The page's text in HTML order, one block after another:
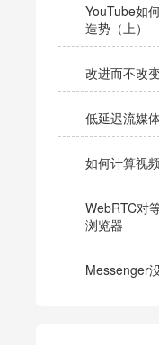
YouTube如
造势（上）
改进而不改
低延迟流媒
如何计算视
WebRTC对
浏览器
Messenger